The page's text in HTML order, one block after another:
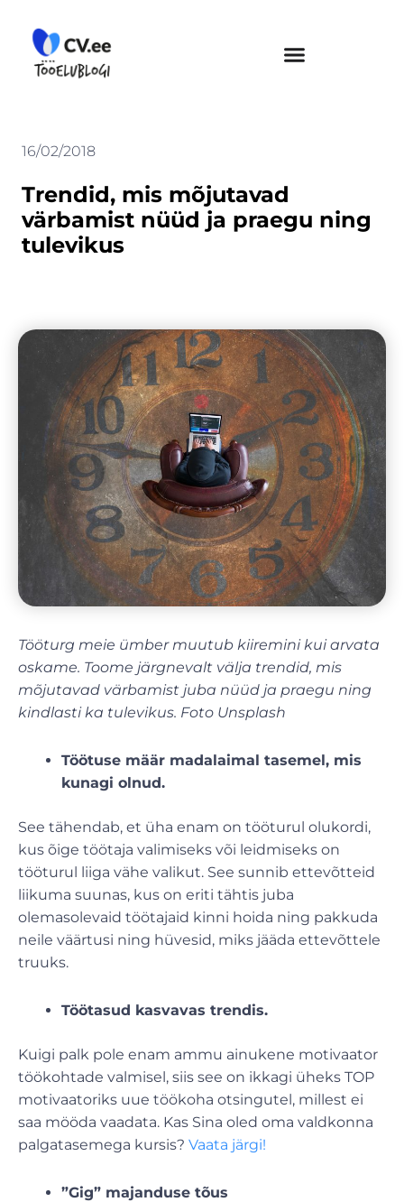
content
16/02/2018
Trendid, mis mõjutavad
värbamist nüüd ja praegu ning
tulevikus
Tööturg meie ümber muutub kiiremini kui arvata
oskame. Toome järgnevalt välja trendid, mis
mõjutavad värbamist juba nüüd ja praegu ning
kindlasti ka tulevikus. Foto Unsplash
Töötuse määr madalaimal tasemel, mis
kunagi olnud.
See tähendab, et üha enam on tööturul olukordi,
kus õige töötaja valimiseks või leidmiseks on
tööturul liiga vähe valikut. See sunnib ettevõtteid
liikuma suunas, kus on eriti tähtis juba
olemasolevaid töötajaid kinni hoida ning pakkuda
neile väärtusi ning hüvesid, miks jääda ettevõttele
truuks.
Töötasud kasvavas trendis.
Kuigi palk pole enam ammu ainukene motivaator
töökohtade valmisel, siis see on ikkagi üheks TOP
motivaatoriks uue töökoha otsingutel, millest ei
saa mööda vaadata. Kas Sina oled oma valdkonna
palgatasemega kursis? Vaata järgi!
”Gig” majanduse tõus